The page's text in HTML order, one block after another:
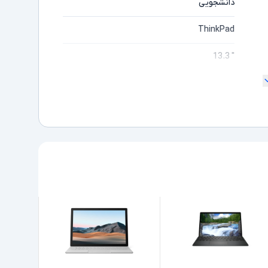
دانشجویی
ThinkPad
" 13.3
16GB
512GB